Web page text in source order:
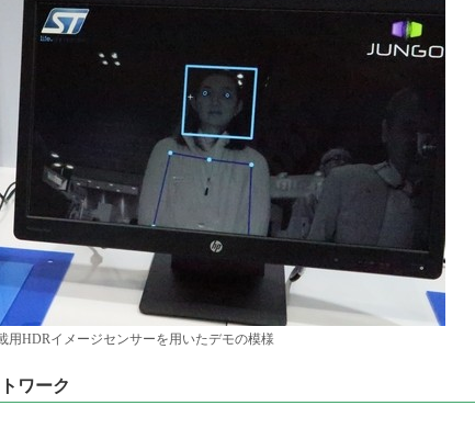
用HDRイメージセンサーを用いたデモの模様
ワーク